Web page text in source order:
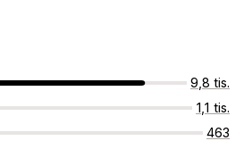
9,8 tis.
1,1 tis.
463